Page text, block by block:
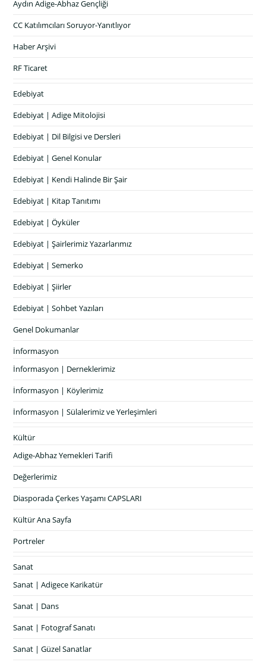
Aydın Adige-Abhaz Gençliği
CC Katılımcıları Soruyor-Yanıtlıyor
Haber Arşivi
RF Ticaret
Edebiyat
Edebiyat | Adige Mitolojisi
Edebiyat | Dil Bilgisi ve Dersleri
Edebiyat | Genel Konular
Edebiyat | Kendi Halinde Bir Şair
Edebiyat | Kitap Tanıtımı
Edebiyat | Öyküler
Edebiyat | Şairlerimiz Yazarlarımız
Edebiyat | Semerko
Edebiyat | Şiirler
Edebiyat | Sohbet Yazıları
Genel Dokumanlar
İnformasyon
İnformasyon | Derneklerimiz
İnformasyon | Köylerimiz
İnformasyon | Sülalerimiz ve Yerleşimleri
Kültür
Adige-Abhaz Yemekleri Tarifi
Değerlerimiz
Diasporada Çerkes Yaşamı CAPSLARI
Kültür Ana Sayfa
Portreler
Sanat
Sanat | Adigece Karikatür
Sanat | Dans
Sanat | Fotograf Sanatı
Sanat | Güzel Sanatlar